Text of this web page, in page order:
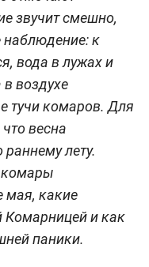
звучит смешно,
наблюдение: к
вода в лужах и
в воздухе
тучи комаров. Для
весна
раннему лету.
комары
мая, какие
Комарницей и как
паники.